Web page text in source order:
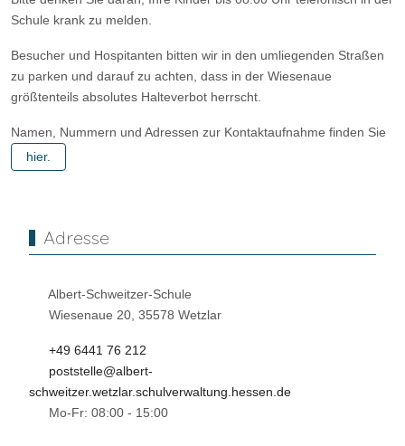
Schule krank zu melden.
Besucher und Hospitanten bitten wir in den umliegenden Straßen
zu parken und darauf zu achten, dass in der Wiesenaue
größtenteils absolutes Halteverbot herrscht.
Namen, Nummern und Adressen zur Kontaktaufnahme finden Sie
hier.
Adresse
Albert-Schweitzer-Schule
Wiesenaue 20, 35578 Wetzlar
+49 6441 76 212
poststelle@albert-
schweitzer.wetzlar.schulverwaltung.hessen.de
Mo-Fr: 08:00 - 15:00